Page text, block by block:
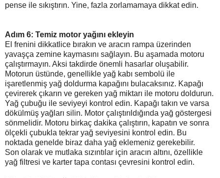
pense ile sıkıştırın. Yine, fazla zorlamamaya dikkat edin.
Adım 6: Temiz motor yağını ekleyin
El frenini dikkatlice bırakın ve aracın rampa üzerinden
yavaşça zemine kaymasını sağlayın. Bu aşamada motoru
çalıştırmayın. Aksi takdirde önemli hasarlar oluşabilir.
Motorun üstünde, genellikle yağ kabı sembolü ile
işaretlenmiş yağ doldurma kapağını bulacaksınız. Kapağı
çevirerek çıkarın ve gereken yağ miktarı ile motoru doldurun.
Yağ çubuğu ile seviyeyi kontrol edin. Kapağı takın ve varsa
dökülmüş yağları silin. Motor çalıştırıldığında yağ göstergesi
sönmelidir. Motoru birkaç dakika çalıştırın, kapatın ve sonra
ölçekli çubukla tekrar yağ seviyesini kontrol edin. Bu
noktada genelde biraz daha yağ eklemeniz gerekebilir.
Son olarak ve mutlaka sızıntılar için aracın altını, özellikle
yağ filtresi ve karter tapa contası çevresini kontrol edin.